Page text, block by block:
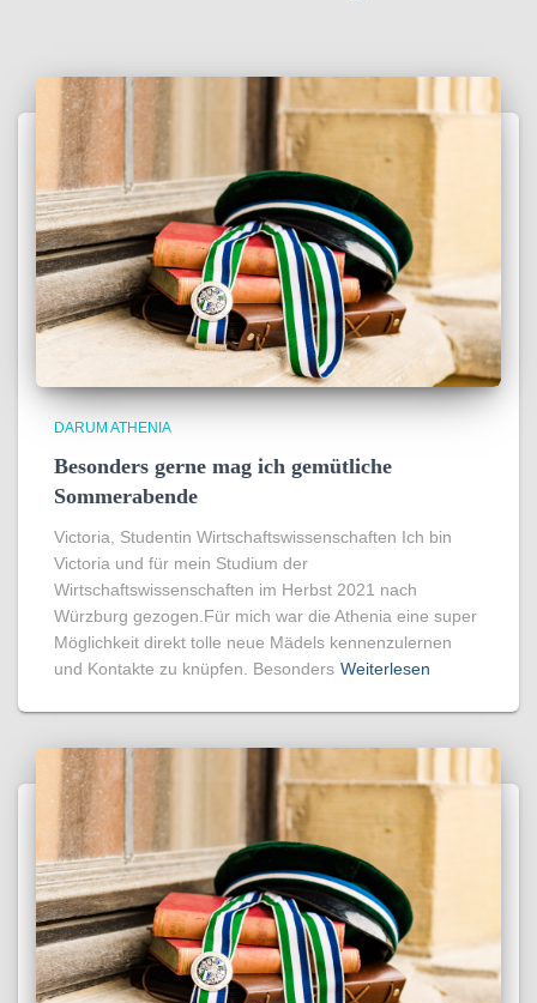
DARUM ATHENIA
Besonders gerne mag ich gemütliche
Sommerabende
Victoria, Studentin Wirtschaftswissenschaften Ich bin
Victoria und für mein Studium der
Wirtschaftswissenschaften im Herbst 2021 nach
Würzburg gezogen.Für mich war die Athenia eine super
Möglichkeit direkt tolle neue Mädels kennenzulernen
und Kontakte zu knüpfen. Besonders Weiterlesen